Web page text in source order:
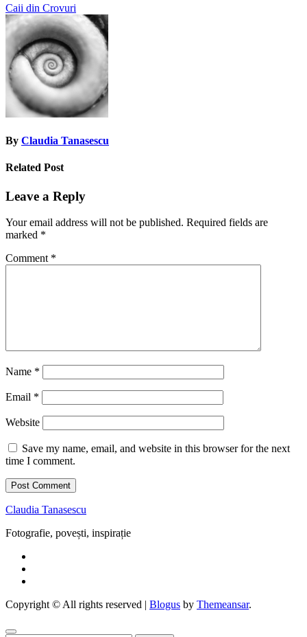
Post
navigation
Caii din Crovuri
By Claudia Tanasescu
Related Post
Leave a Reply
Your email address will not be published. Required fields are
marked *
Comment *
Name *
Email *
Website
Save my name, email, and website in this browser for the next
time I comment.
Claudia Tanasescu
Fotografie, povești, inspirație
Copyright © All rights reserved | Blogus by Themeansar.